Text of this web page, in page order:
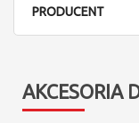
PRODUCENT
AKCESORIA